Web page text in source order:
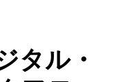
タル・